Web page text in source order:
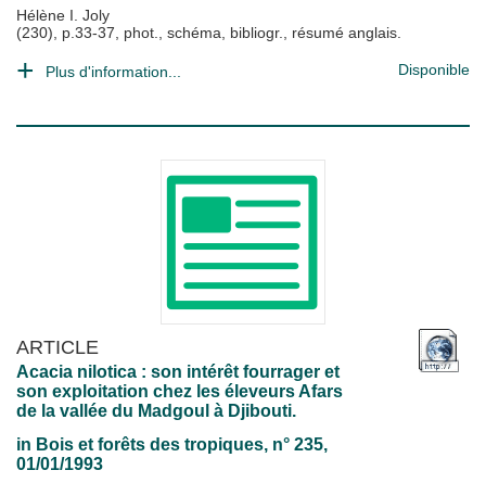
Hélène I. Joly
(230), p.33-37, phot., schéma, bibliogr., résumé anglais.
Plus d'information... Disponible
ARTICLE
Acacia nilotica : son intérêt fourrager et
son exploitation chez les éleveurs Afars
de la vallée du Madgoul à Djibouti.
in Bois et forêts des tropiques, n° 235,
01/01/1993